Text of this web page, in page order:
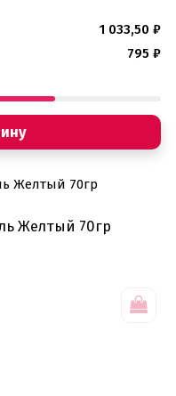
1 033,50 ₽
795 ₽
Желтый 70гр